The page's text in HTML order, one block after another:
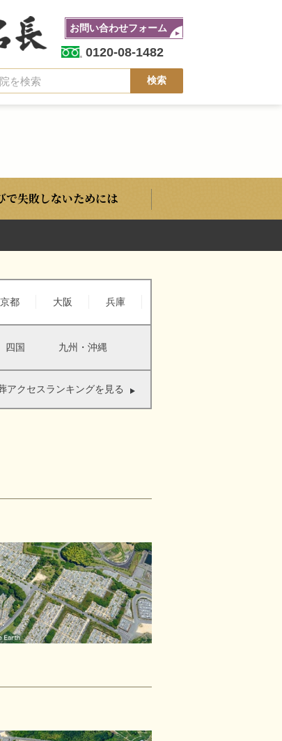
お問い合わせフォーム
0120-08-1482
で失敗しないためには
京都 大阪 兵庫
四国 九州・沖縄
アクセスランキングを見る